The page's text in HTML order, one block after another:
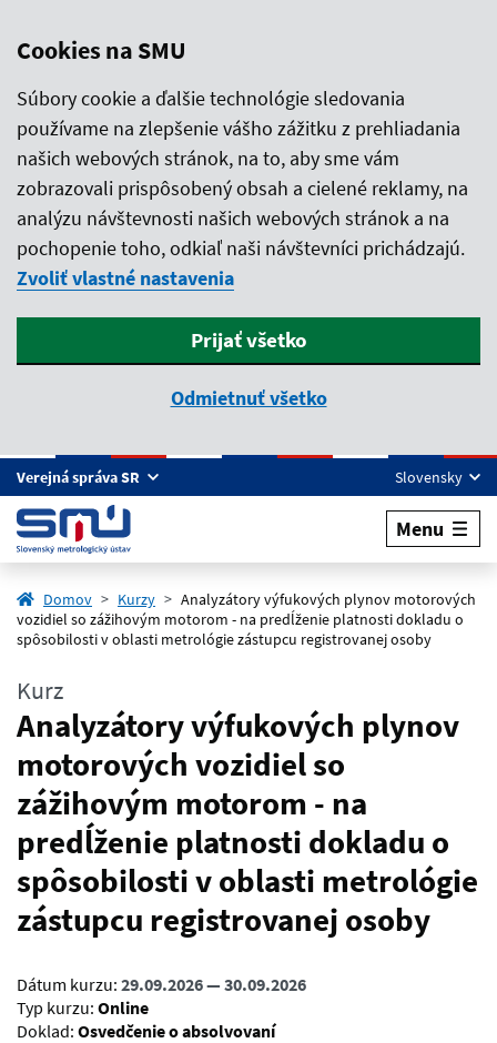
Preskočiť na hlavný obsah
Verejná správa SR Slovensky
Menu
Domov Kurzy
Analyzátory výfukových plynov motorových
vozidiel so zážihovým motorom - na predĺženie platnosti dokladu o
spôsobilosti v oblasti metrológie zástupcu registrovanej osoby
Kurz
Analyzátory výfukových plynov
motorových vozidiel so
zážihovým motorom - na
predĺženie platnosti dokladu o
spôsobilosti v oblasti metrológie
zástupcu registrovanej osoby
Dátum kurzu: 29.09.2026 — 30.09.2026
Typ kurzu: Online
Doklad: Osvedčenie o absolvovaní
Cookies na SMU
Súbory cookie a ďalšie technológie sledovania
používame na zlepšenie vášho zážitku z prehliadania
našich webových stránok, na to, aby sme vám
zobrazovali prispôsobený obsah a cielené reklamy, na
analýzu návštevnosti našich webových stránok a na
pochopenie toho, odkiaľ naši návštevníci prichádzajú.
Zvoliť vlastné nastavenia
Prijať všetko
Odmietnuť všetko